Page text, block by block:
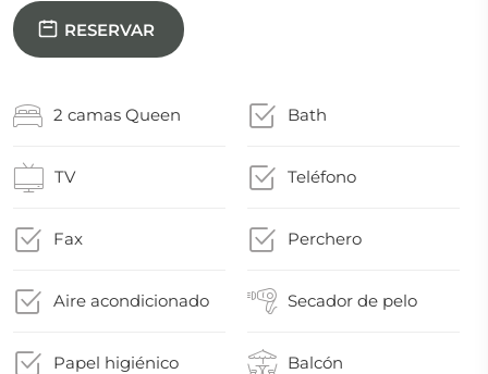
RESERVAR
2 camas Queen Bath
TV Teléfono
Fax Perchero
Aire acondicionado Secador de pelo
Papel higiénico Balcón